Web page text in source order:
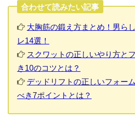
合わせて読みたい記事
大胸筋の鍛え方まとめ！男ら
レ14選！
スクワットの正しいやり方と
き10のコツとは？
デッドリフトの正しいフォー
べき7ポイントとは？